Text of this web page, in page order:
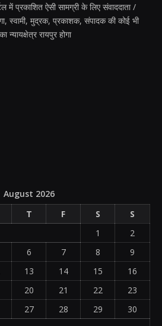
में प्रकाशित ऐसी सामग्री के लिए संवाददाता /
स्वामी, मुद्रक, प्रकाशक, संपादक की कोई भी
न्यायक्षेत्र रायपुर होगा
August 2026
T F S
S
1
2
6 7 8
9
13 14 15
16
20 21 22
23
27 28 29
30